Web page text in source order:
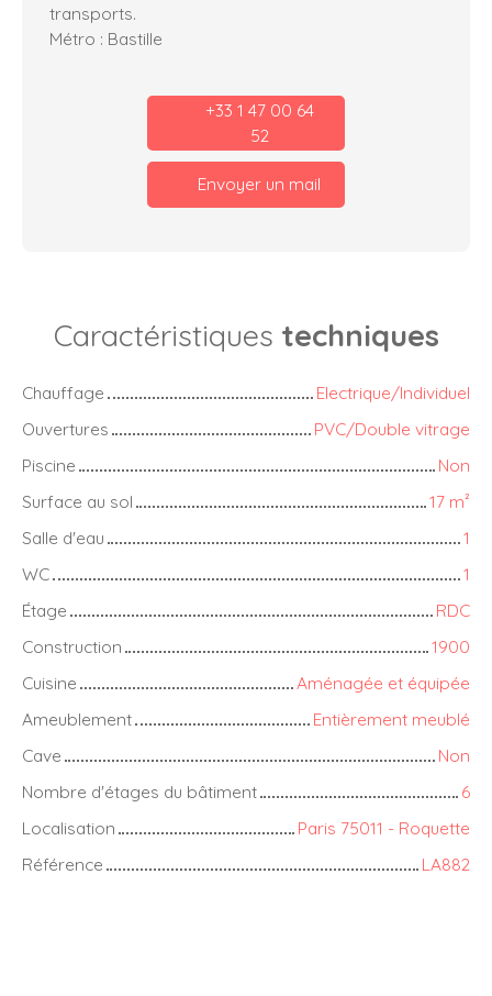
transports.
Métro : Bastille
+33 1 47 00 64
52
Envoyer un mail
Caractéristiques techniques
Chauffage
Electrique/Individuel
Ouvertures
PVC/Double vitrage
Piscine
Non
Surface au sol
17 m²
Salle d'eau
1
WC
1
Étage
RDC
Construction
1900
Cuisine
Aménagée et équipée
Ameublement
Entièrement meublé
Cave
Non
Nombre d'étages du bâtiment
6
Localisation
Paris 75011 - Roquette
Référence
LA882